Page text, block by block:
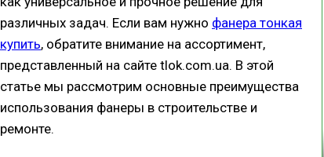
различных задач. Если вам нужно фанера тонкая
купить, обратите внимание на ассортимент,
представленный на сайте tlok.com.ua. В этой
статье мы рассмотрим основные преимущества
использования фанеры в строительстве и
ремонте.